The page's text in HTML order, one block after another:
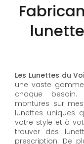
Les Lunettes du
une vaste
chaque
montures sur
lunettes uniques
votre style et à
trouver des
prescription. De